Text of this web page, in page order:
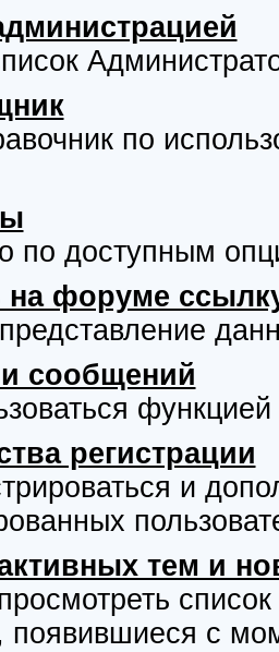
по
по доступным
форуме ссылку
сообщений
регистрации
и
тем и
появившиеся с